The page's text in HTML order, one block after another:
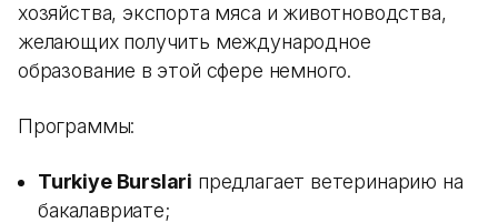
хозяйства, экспорта мяса и животноводства,
желающих получить международное
образование в этой сфере немного.
Программы:
Turkiye Burslari предлагает ветеринарию на
бакалавриате;